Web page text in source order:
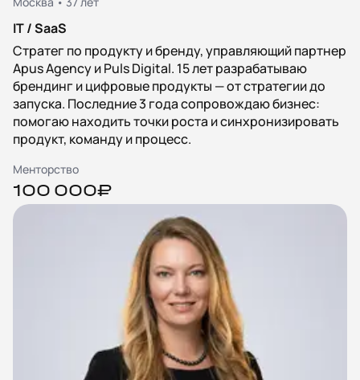
IT / SaaS
Стратег по продукту и бренду, управляющий партнер
Apus Agency и Puls Digital. 15 лет разрабатываю
брендинг и цифровые продукты — от стратегии до
запуска. Последние 3 года сопровождаю бизнес:
помогаю находить точки роста и синхронизировать
продукт, команду и процесс.
Менторство
100 000₽